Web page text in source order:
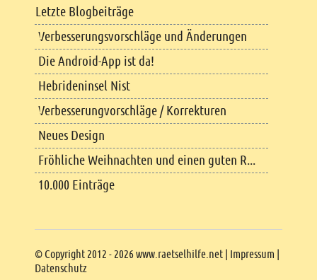
Copyright
© Copyright 2012 - 2026 www.raetselhilfe.net | Impressum |
Datenschutz
Letzte Blogbeiträge
Verbesserungsvorschläge und Änderungen
Die Android-App ist da!
Hebrideninsel Nist
Verbesserungvorschläge / Korrekturen
Neues Design
Fröhliche Weihnachten und einen guten R...
10.000 Einträge